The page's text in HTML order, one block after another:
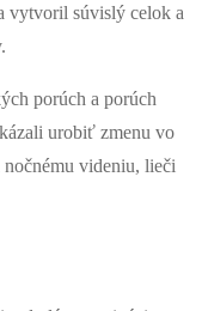
vytvoril súvislý celok a
porúch a porúch
urobiť zmenu vo
videniu, lieči